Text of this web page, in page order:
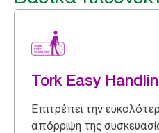
Tork Easy
Επιτρέπει την
απόρριψη της